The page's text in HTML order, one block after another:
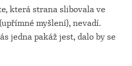
která strana slibovala ve
myšlení), nevadí.
jedna pakáž jest, dalo by se